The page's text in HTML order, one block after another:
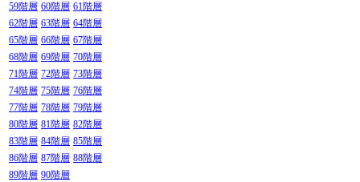
59階層 60階層 61階層
62階層 63階層 64階層
65階層 66階層 67階層
68階層 69階層 70階層
71階層 72階層 73階層
74階層 75階層 76階層
77階層 78階層 79階層
80階層 81階層 82階層
83階層 84階層 85階層
86階層 87階層 88階層
89階層 90階層